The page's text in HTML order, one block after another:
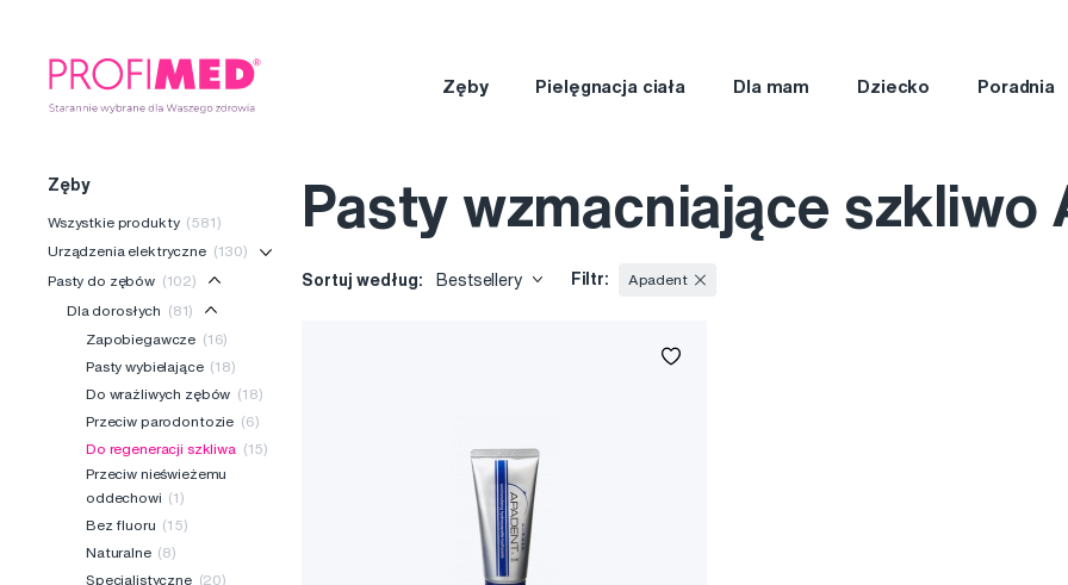
Zęby Pielęgnacja ciała Dla mam Dziecko Poradnia
Zęby
Wszystkie produkty (581)
Urządzenia elektryczne (130)
Pasty do zębów (102)
Dla dorosłych (81)
Zapobiegawcze (16)
Pasty wybielające (18)
Do wrażliwych zębów (18)
Przeciw parodontozie (6)
Do regeneracji szkliwa
(15)
Przeciw nieświeżemu
oddechowi (1)
Bez fluoru (15)
Naturalne (8)
Specjalistyczne (20)
Pasty wzmacniające szkliwo
Sortuj według: Bestsellery Filtr: Apadent